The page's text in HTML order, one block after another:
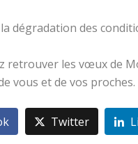
dégradation des
retrouver les vœux de
vous et de vos proches.
Twitter